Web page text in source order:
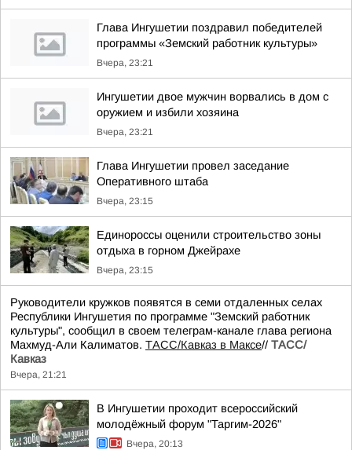
Глава Ингушетии поздравил победителей
программы «Земский работник культуры»
Вчера, 23:21
Ингушетии двое мужчин ворвались в дом с
оружием и избили хозяина
Вчера, 23:21
Глава Ингушетии провел заседание
Оперативного штаба
Вчера, 23:15
Единороссы оценили строительство зоны
отдыха в горном Джейрахе
Вчера, 23:15
Руководители кружков появятся в семи отдаленных селах
Республики Ингушетия по программе "Земский работник
культуры", сообщил в своем телеграм-канале глава региона
Махмуд-Али Калиматов. ТАСС/Кавказ в Максе// ТАСС/
Кавказ
Вчера, 21:21
В Ингушетии проходит всероссийский
молодёжный форум "Таргим-2026"
Вчера, 20:13